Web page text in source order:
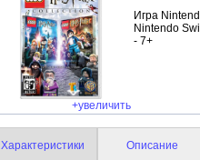
+увеличить
Игра
Nintendo
- 7+
Характеристики Описание